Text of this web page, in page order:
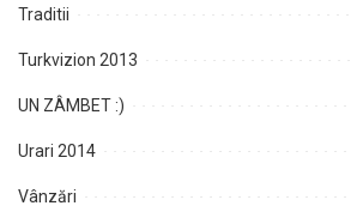
Traditii
Turkvizion 2013
UN ZÂMBET :)
Urari 2014
Vânzări